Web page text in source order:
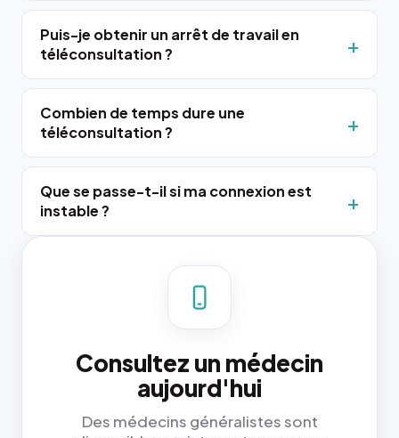
Puis-je obtenir un arrêt de travail en
téléconsultation ?
Combien de temps dure une
téléconsultation ?
Que se passe-t-il si ma connexion est
instable ?
Consultez un médecin
aujourd'hui
Des médecins généralistes sont